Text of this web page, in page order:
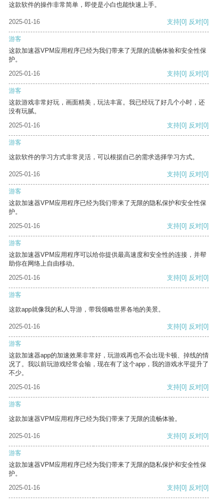
这款软件的操作非常简单，即使是小白也能快速上手。
2025-01-16 支持[0] 反对[0]
游客
这款加速器VPM应用程序已经为我们带来了无限的流畅体验和安全性保
护。
2025-01-16
支持[0] 反对[0]
游客
这款游戏非常好玩，画面精美，玩法丰富。我已经玩了好几个小时，还
没有玩腻。
2025-01-16
支持[0] 反对[0]
游客
这款软件的学习方式非常灵活，可以根据自己的需求选择学习方式。
2025-01-16 支持[0] 反对[0]
游客
这款加速器VPM应用程序已经为我们带来了无限的隐私保护和安全性保
护。
2025-01-16
支持[0] 反对[0]
游客
这款加速器VPM应用程序可以给你提供最高速度和安全性的连接，并帮
助你在网络上自由移动。
2025-01-16
支持[0] 反对[0]
游客
这款app就像我的私人导游，带我领略世界各地的美景。
2025-01-16 支持[0] 反对[0]
游客
这款加速器app的加速效果非常好，玩游戏再也不会出现卡顿、掉线的情
况了。我以前玩游戏经常会输，现在有了这个app，我的游戏水平提升了
不少。
2025-01-16
支持[0] 反对[0]
游客
这款加速器VPM应用程序已经为我们带来了无限的流畅体验。
2025-01-16 支持[0] 反对[0]
游客
这款加速器VPM应用程序已经为我们带来了无限的隐私保护和安全性保
护。
2025-01-16
支持[0] 反对[0]